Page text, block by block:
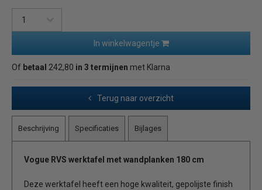
In winkelwagentje
Of betaal 242,80 in 3 termijnen met Klarna
Terug naar overzicht
Beschrijving Specificaties Bijlages
Vogue RVS werktafel met wandplanken 180 cm
Deze werktafel heeft een hoge kwaliteit, gepolijste finish